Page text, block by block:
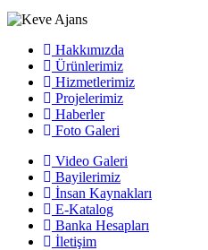
Hakkımızda
Ürünlerimiz
Hizmetlerimiz
Projelerimiz
Haberler
Foto Galeri
Video Galeri
Bayilerimiz
İnsan Kaynakları
E-Katalog
Banka Hesapları
İletişim